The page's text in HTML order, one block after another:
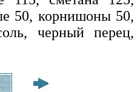
50, корнишоны 50,
черный перец,